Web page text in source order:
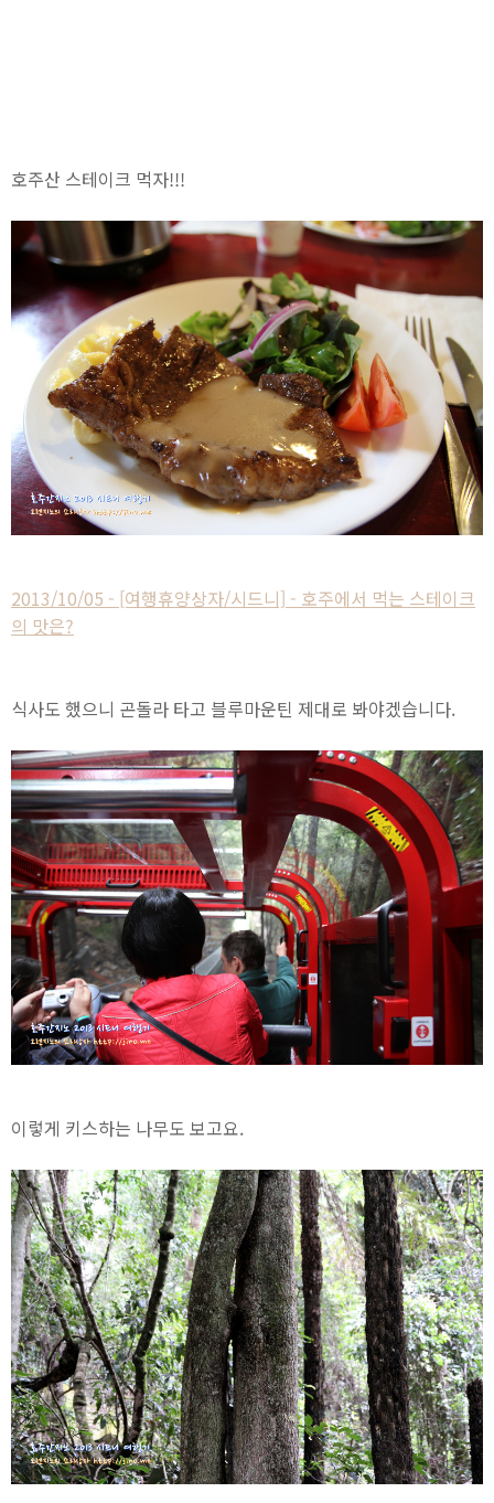
호주산 스테이크 먹자!!!
2013/10/05 - [여행휴양상자/시드니] - 호주에서 먹는 스테이크
의 맛은?
식사도 했으니 곤돌라 타고 블루마운틴 제대로 봐야겠습니다.
이렇게 키스하는 나무도 보고요.